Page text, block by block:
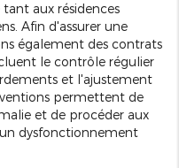
aux résidences
Afin d'assurer une
également des contrats
le contrôle régulier
et l'ajustement
permettent de
et de procéder aux
dysfonctionnement